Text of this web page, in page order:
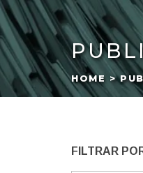
HOME >
FILTRAR